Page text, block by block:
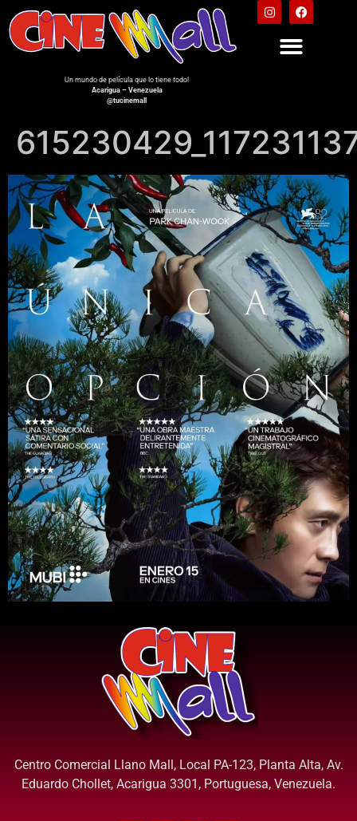
Un mundo de película que lo tiene todo!
Acarigua – Venezuela
@tucinemall
Centro Comercial Llano Mall, Local PA-123, Planta Alta, Av.
Eduardo Chollet, Acarigua 3301, Portuguesa, Venezuela.